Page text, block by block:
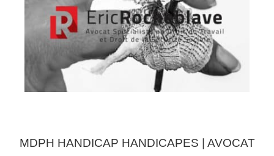
MDPH HANDICAP HANDICAPES | AVOCAT